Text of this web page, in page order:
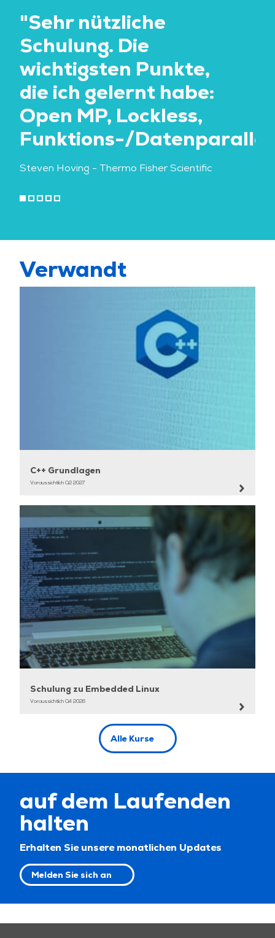
"Sehr nützliche
Schulung. Die
wichtigsten Punkte,
die ich gelernt habe:
Open MP, Lockless,
Funktions-/
Steven Hoving - Thermo Fisher Scientific
Verwandt
C++ Grundlagen
Voraussichtlich Q2 2027
Schulung zu Embedded Linux
Voraussichtlich Q4 2026
Alle Kurse
auf dem Laufenden
halten
Erhalten Sie unsere monatlichen Updates
Melden Sie sich an